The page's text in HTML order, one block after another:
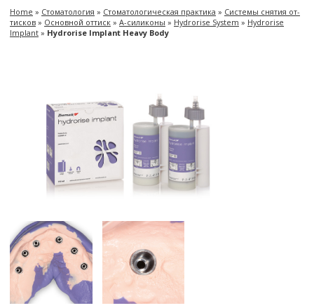
Home » Сто­ма­то­ло­гия » Сто­ма­то­ло­ги­че­ская прак­ти­ка » Си­сте­мы сня­тия от­
тис­ков » Ос­нов­ной от­тиск » A-​силиконы » Hydrorise System » Hydrorise
Implant » Hydrorise Implant Heavy Body